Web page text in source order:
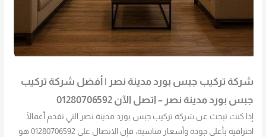
شركة تركيب جبس بورد مدينة نصر | أفضل شركة تركيب
جبس بورد مدينة نصر – اتصل الآن 01280706592
إذا كنت تبحث عن شركة تركيب جبس بورد مدينة نصر التي تقدم أعمالًا
احترافية بأعلى جودة وأسعار مناسبة، فإن الاتصال على 01280706592 هو